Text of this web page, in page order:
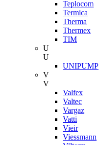
Teplocom
Termica
Therma
Thermex
TIM
U
U
UNIPUMP
V
V
Valfex
Valtec
Vargaz
Vatti
Vieir
Viessmann